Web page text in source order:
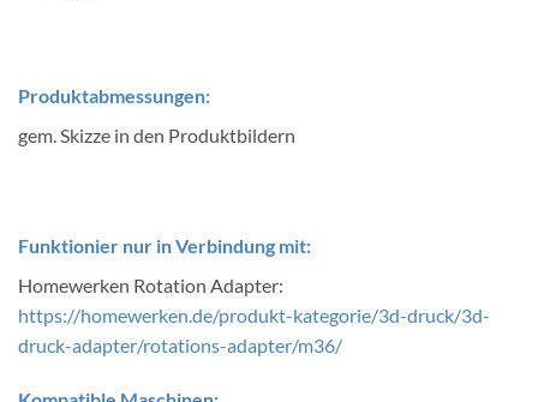
Produktabmessungen:
gem. Skizze in den Produktbildern
Funktionier nur in Verbindung mit:
Homewerken Rotation Adapter:
https://homewerken.de/produkt-kategorie/3d-druck/3d-
druck-adapter/rotations-adapter/m36/